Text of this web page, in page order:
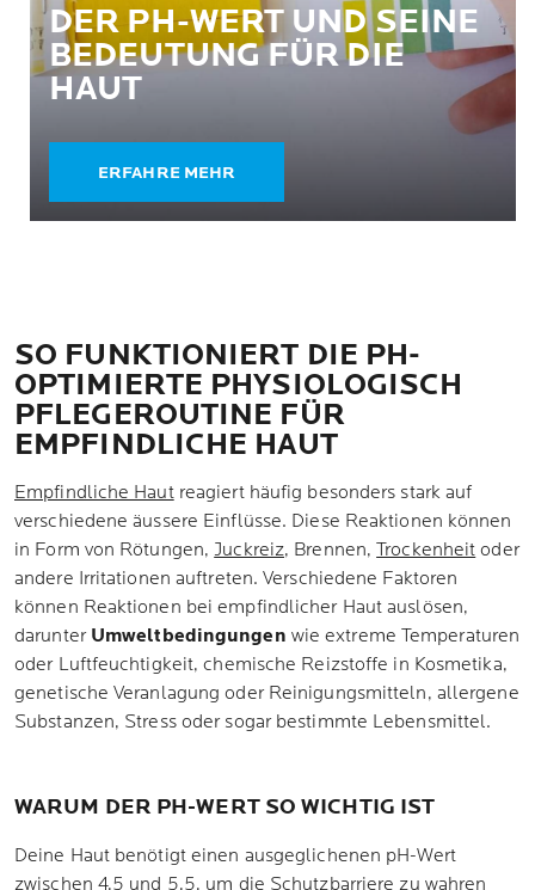
DER PH-WERT UND SEINE
BEDEUTUNG FÜR DIE
HAUT
ERFAHRE MEHR
SO FUNKTIONIERT DIE PH-
OPTIMIERTE PHYSIOLOGISCH
PFLEGEROUTINE FÜR
EMPFINDLICHE HAUT
Empfindliche Hautreagiert häufig besonders stark auf
verschiedene äussere Einflüsse. Diese Reaktionen können
in Form von Rötungen, Juckreiz, Brennen,Trockenheit oder
andere Irritationen auftreten. Verschiedene Faktoren
können Reaktionen bei empfindlicher Haut auslösen,
darunter Umweltbedingungen wie extreme Temperaturen
oder Luftfeuchtigkeit, chemische Reizstoffe in Kosmetika,
genetische Veranlagung oder Reinigungsmitteln, allergene
Substanzen, Stress oder sogar bestimmte Lebensmittel.
WARUM DER PH-WERT SO WICHTIG IST
Deine Haut benötigt einen ausgeglichenen pH-Wert
zwischen 4,5 und 5,5, um die Schutzbarriere zu wahren